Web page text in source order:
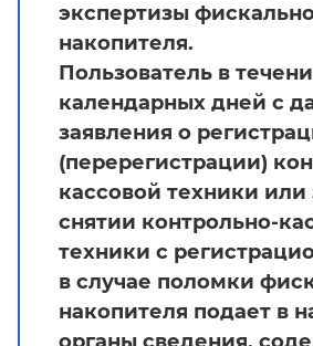
экспертизы
накопителя.
Пользователь в
календарных дней с
заявления о
(перерегистрации)
кассовой техники или
снятии контрольно-
техники с
в случае поломки
накопителя подает в